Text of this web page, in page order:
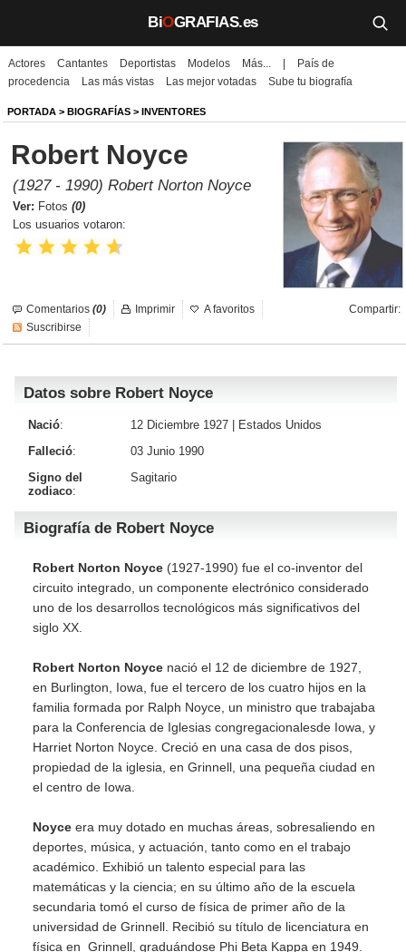
BiOGRAFIAS.es
Biografías
Películas
TV
Música
Un día como hoy
Galerías
Iniciar sesión
Actores Cantantes Deportistas Modelos Más...
País de
procedencia
Las más vistas Las mejor votadas Sube tu biografía
PORTADA > BIOGRAFÍAS > INVENTORES
Robert Noyce
(1927 - 1990) Robert Norton Noyce
Ver: Fotos (0)
Los usuarios votaron:
Comentarios (0) Compartir:
Imprimir
A favoritos
Suscribirse
Datos sobre Robert Noyce
Nació: 12 Diciembre 1927 |
Estados Unidos
Falleció:
03 Junio 1990
Signo del
zodiaco:
Sagitario
Biografía de Robert Noyce
Robert Norton Noyce (1927-1990) fue el co-inventor del
circuito integrado, un componente electrónico considerado
uno de los desarrollos tecnológicos más significativos del
siglo XX.
Robert Norton Noyce nació el 12 de diciembre de 1927,
en Burlington, Iowa, fue el tercero de los cuatro hijos en la
familia formada por Ralph Noyce, un ministro que trabajaba
para la Conferencia de Iglesias congregacionalesde Iowa, y
Harriet Norton Noyce. Creció en una casa de dos pisos,
propiedad de la iglesia, en Grinnell, una pequeña ciudad en
el centro de Iowa.
Noyce era muy dotado en muchas áreas, sobresaliendo en
deportes, música, y actuación, tanto como en el trabajo
académico. Exhibió un talento especial para las
matemáticas y la ciencia; en su último año de la escuela
secundaria tomó el curso de física de primer año de la
universidad de Grinnell. Recibió su título de licenciatura en
física en Grinnell, graduándose Phi Beta Kappa en 1949.